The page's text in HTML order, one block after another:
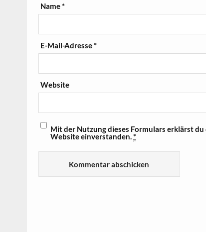
Name*
E-Mail-Adresse*
Website
Mit der Nutzung dieses Formulars erklärst
Website einverstanden.*